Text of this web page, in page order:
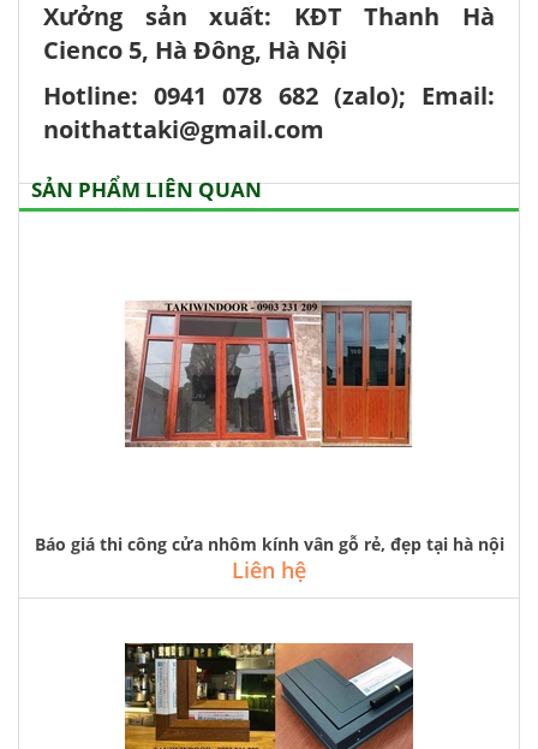
Xưởng sản xuất: KĐT Thanh Hà
Cienco 5, Hà Đông, Hà Nội
Hotline: 0941 078 682 (zalo); Email:
noithattaki@gmail.com
SẢN PHẨM LIÊN QUAN
Báo giá thi công cửa nhôm kính vân gỗ rẻ, đẹp tại hà nội
Liên hệ